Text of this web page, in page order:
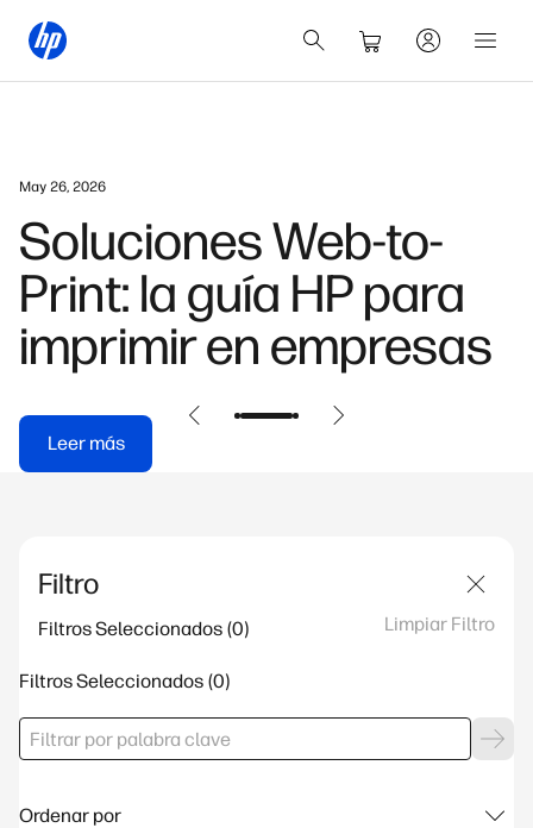
May 26, 2026
Soluciones Web-to-
Print: la guía HP para
imprimir en empresas
Leer más
Filtro
Filtros Seleccionados Limpiar Filtro
Filtros Seleccionados
Ordenar por